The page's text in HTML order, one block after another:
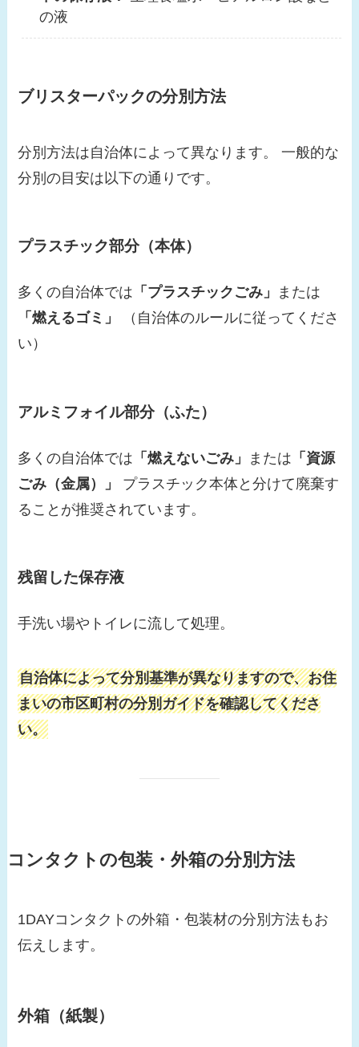
の液
ブリスターパックの分別方法
分別方法は自治体によって異なります。 一般的な
分別の目安は以下の通りです。
プラスチック部分（本体）
多くの自治体では 「プラスチックごみ」
または
「燃えるゴミ」
（自治体のルールに従ってくださ
い）
アルミフォイル部分（ふた）
多くの自治体では 「燃えないごみ」 または 「資源
ごみ（金属）」 プラスチック本体と分けて廃棄す
ることが推奨されています。
残留した保存液
手洗い場やトイレに流して処理。
自治体によって分別基準が異なりますので、お住
まいの市区町村の分別ガイドを確認してくださ
い。
コンタクトの包装・外箱の分別方法
1DAYコンタクトの外箱・包装材の分別方法もお
伝えします。
外箱（紙製）